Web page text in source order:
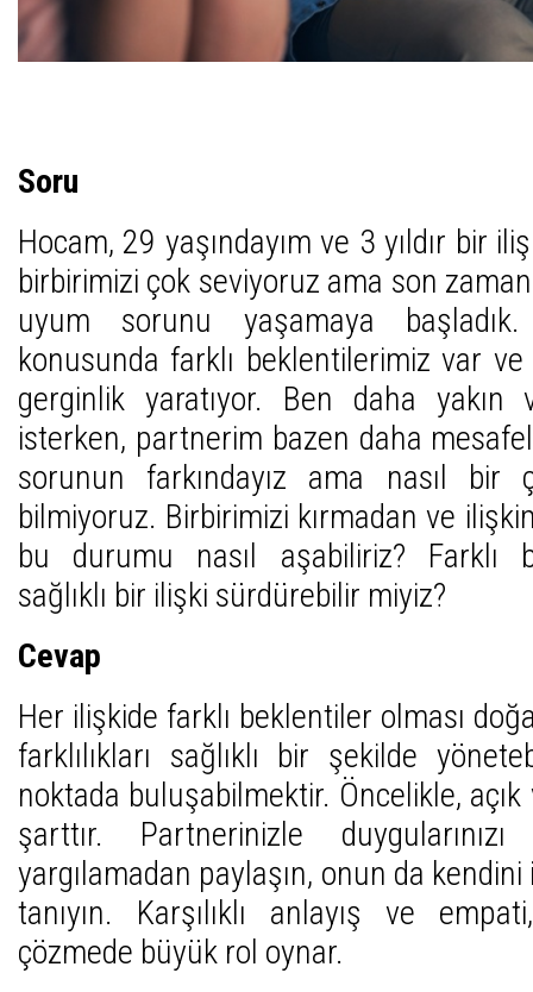
Soru
Hocam, 29 yaşındayım ve 3 yıldır bir
birbirimizi çok seviyoruz ama son
uyum sorunu yaşamaya
konusunda farklı beklentilerimiz var
gerginlik yaratıyor. Ben daha
isterken, partnerim bazen daha
sorunun farkındayız ama nasıl bir
bilmiyoruz. Birbirimizi kırmadan ve
bu durumu nasıl aşabiliriz? Farklı
sağlıklı bir ilişki sürdürebilir miyiz?
Cevap
Her ilişkide farklı beklentiler olması
farklılıkları sağlıklı bir şekilde
noktada buluşabilmektir. Öncelikle,
şarttır. Partnerinizle
yargılamadan paylaşın, onun da
tanıyın. Karşılıklı anlayış ve
çözmede büyük rol oynar.